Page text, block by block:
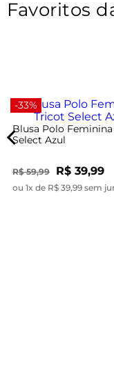
Favoritos
-33%
Blusa Polo
Select Azul
R$ 59,99 R$ 39,99
ou 1x de R$ 39,99 sem